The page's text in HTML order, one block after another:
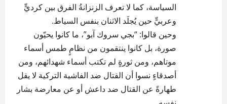
السياسة، كما لا تعرف الزنزانةُ الفرق بين كرديٍّ
وعربيٍّ حين يُجلَد الاثنان بنفس السياط.
وحين قالوا: “بجي سروك آبو”، ما كانوا يحيّون
صورة، بل كانوا ينتقمون من نظامٍ طمس أسماء
موتاهم، ومن ثورةٍ لم تكتب أسماء شهدائهم، ومن
أصدقاءٍ نسوا أن القتال ضد الفاشية التركية لا يقل
طهارةً عن القتال ضد داعش أو عن معارضة بشار